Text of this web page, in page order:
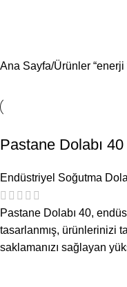
Ana Sayfa Ürünler
Pastane Dolabı 40
Endüstriyel Soğutma
Pastane Dolabı 40,
tasarlanmış, ürünlerinizi
saklamanızı sağlayan